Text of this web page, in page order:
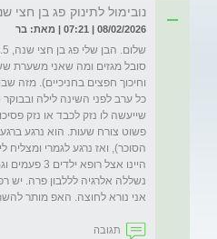
נובימול לתינוק פג בן חצי
08/02/2026 | 07:21 | מאת: בר
סובל מגזים ומה שאני משערת
וחיכוך חפצים בחניכיים). מזה
שייעשה לו נזק לכבד או נזק
פשוט צורח שעות. הוא נרגע
הסוכר), ואז נרגע לגמרי ומצליח
היינו אצל
נשללה אלרגיה לללבון פרה. יש
אני נורא לחוצה. האפ מותר
תגובה